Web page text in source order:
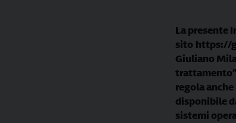
La presente
sito https://
Giuliano
regola
disponibile
sistemi